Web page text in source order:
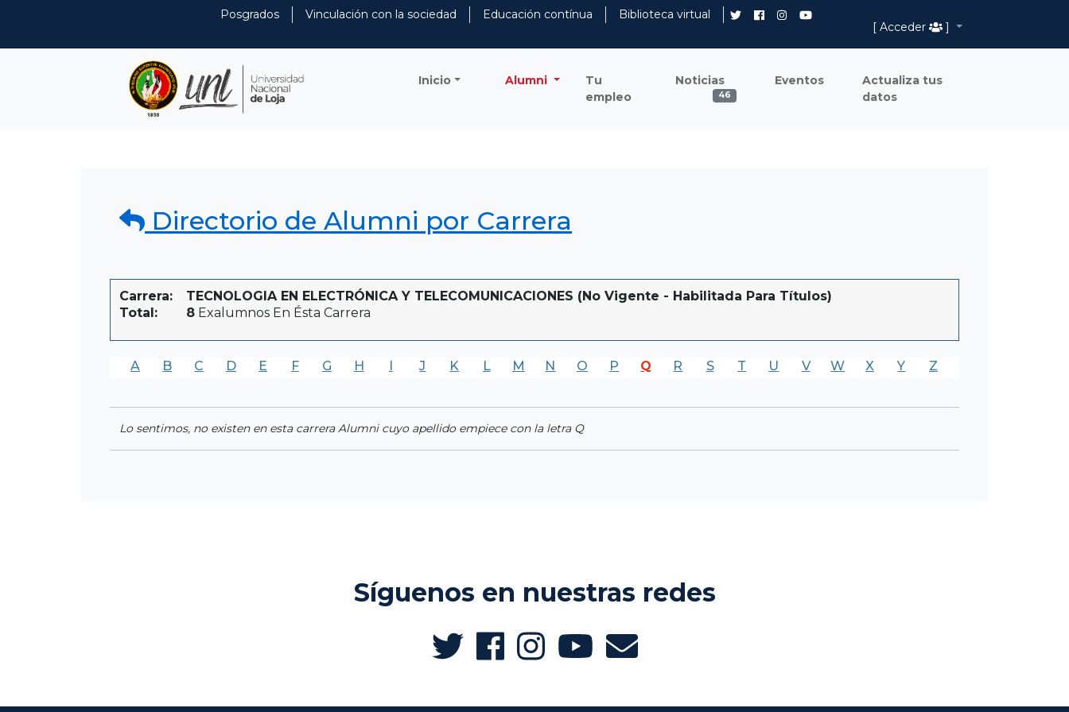
Posgrados Vinculación con la sociedad Educación contínua
Biblioteca virtual
[ Acceder
]
Inicio Alumni
Tu
empleo
Noticias
46
Eventos
Actualiza tus
datos
Directorio de Alumni por Carrera
Carrera:
TECNOLOGIA EN ELECTRÓNICA Y TELECOMUNICACIONES (No Vigente - Habilitada Para Títulos)
Total:
8 Exalumnos En Ésta Carrera
A B C D E F G H I J K L M N O P Q R S T U V W X Y Z
Lo sentimos, no existen en esta carrera Alumni cuyo apellido empiece con la letra Q
Síguenos en nuestras redes